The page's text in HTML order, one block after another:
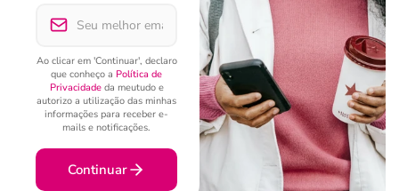
Ao clicar em 'Continuar', declaro
que conheço a Política de
Privacidadeda meutudo e
autorizo a utilização das minhas
informações para receber e-
mails e notificações.
Continuar